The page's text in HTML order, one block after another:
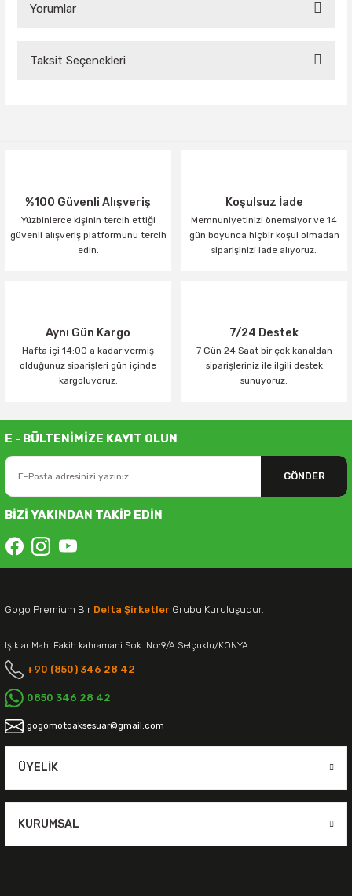
Yorumlar
Taksit Seçenekleri
%100 Güvenli Alışveriş
Yüzbinlerce kişinin tercih ettiği
güvenli alışveriş platformunu tercih
edin.
Koşulsuz İade
Memnuniyetinizi önemsiyor ve 14
gün boyunca hiçbir koşul olmadan
siparişinizi iade alıyoruz.
Aynı Gün Kargo
Hafta içi 14:00 a kadar vermiş
olduğunuz siparişleri gün içinde
kargoluyoruz.
7/24 Destek
7 Gün 24 Saat bir çok kanaldan
siparişleriniz ile ilgili destek
sunuyoruz.
E - BÜLTENİMİZE KAYIT OLUN
GÖNDER
BİZİ YAKINDAN TAKİP EDİN
Gogo Premium Bir Delta Şirketler Grubu Kuruluşudur.
Işıklar Mah. Fakih kahramani Sok. No:9/A Selçuklu/KONYA
+90 (850) 346 28 42
0850 346 28 42
gogomotoaksesuar@gmail.com
ÜYELIK
KURUMSAL